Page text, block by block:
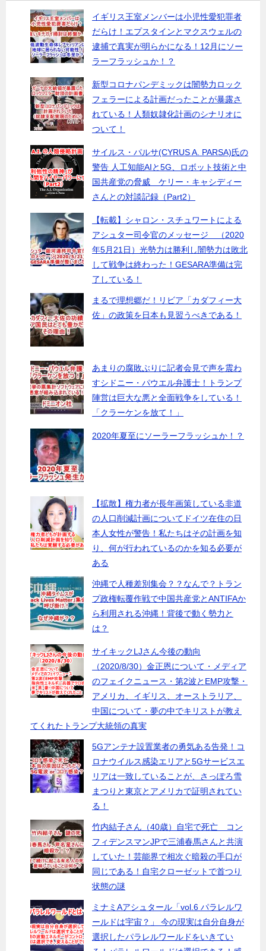
イギリス王室メンバーは小児性愛犯罪者
だらけ！エプスタインとマクスウェルの
逮捕で真実が明らかになる！12月にソー
ラーフラッシュか！？
新型コロナパンデミックは闇勢力ロック
フェラーによる計画だったことが暴露さ
れている！人類奴隷化計画のシナリオに
ついて！
サイルス・パルサ(CYRUS A. PARSA)氏の
警告 人工知能AIと5G、ロボット技術と中
国共産党の脅威 ケリー・キャシディー
さんとの対談記録（Part2）
【転載】シャロン・スチュワートによる
アシュター司令官のメッセージ （2020
年5月21日）光勢力は勝利し闇勢力は敗北
して戦争は終わった！GESARA準備は完
了している！
まるで理想郷だ！リビア「カダフィー大
佐」の政策を日本も見習うべきである！
あまりの腐敗ぶりに記者会見で声を震わ
すシドニー・パウエル弁護士！トランプ
陣営は巨大な悪と全面戦争をしている！
「クラーケンを放て！」
2020年夏至にソーラーフラッシュか！？
【拡散】権力者が長年画策している非道
の人口削減計画についてドイツ在住の日
本人女性が警告！私たちはその計画を知
り、何が行われているのかを知る必要が
ある
沖縄で人種差別集会？？なんで？トラン
プ政権転覆作戦で中国共産党とANTIFAか
ら利用される沖縄！背後で動く勢力と
は？
サイキックLJさん今後の動向
（2020/8/30）金正恩について・メディア
のフェイクニュース・第2波とEMP攻撃・
アメリカ、イギリス、オーストラリア、
中国について・夢の中でキリストが教え
てくれたトランプ大統領の真実
5Gアンテナ設置業者の勇気ある告発！コ
ロナウイルス感染エリアと5Gサービスエ
リアは一致していることが、さっぽろ雪
まつりと東京とアメリカで証明されてい
る！
竹内結子さん（40歳）自宅で死亡 コン
フィデンスマンJPで三浦春馬さんと共演
していた！芸能界で相次ぐ暗殺の手口が
同じである！自宅クローゼットで首つり
状態の謎
ミナミAアシュタール「vol.6 パラレルワ
ールドは宇宙？」 今の現実は自分自身が
選択したパラレルワールドをいきてい